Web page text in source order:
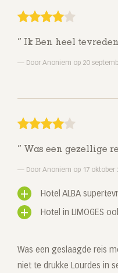
Ik Ben heel tevreden
Door Anoniem op 20
Was een gezellige
Door Anoniem op 17 oktober
Hotel ALBA
Hotel in LIMOGES
Was een geslaagde reis
niet te drukke Lourdes in